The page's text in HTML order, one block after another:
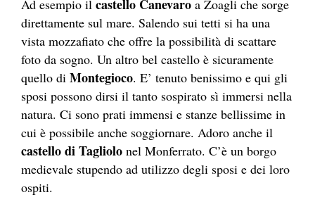
Ad esempio il castello Canevaro a Zoagli che sorge
direttamente sul mare. Salendo sui tetti si ha una
vista mozzafiato che offre la possibilità di scattare
foto da sogno. Un altro bel castello è sicuramente
quello di Montegioco. E’ tenuto benissimo e qui gli
sposi possono dirsi il tanto sospirato sì immersi nella
natura. Ci sono prati immensi e stanze bellissime in
cui è possibile anche soggiornare. Adoro anche il
castello di Tagliolo nel Monferrato. C’è un borgo
medievale stupendo ad utilizzo degli sposi e dei loro
ospiti.